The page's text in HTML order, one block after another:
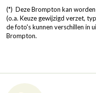
(*) Deze Brompton kan
(o.a. Keuze gewijzigd verzet,
de foto's kunnen verschillen in
Brompton.